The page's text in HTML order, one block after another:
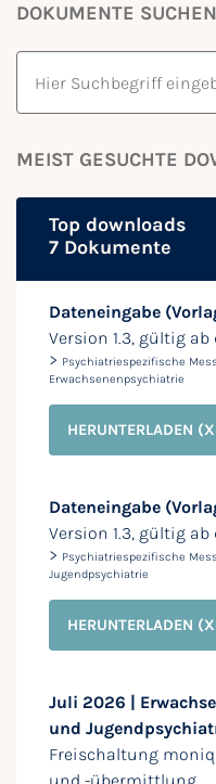
DOKUMENTE SUCHEN
MEIST GESUCHTE
Top downloads
7 Dokumente
Dateneingabe
Version 1.3, gültig
> Psychiatriespezifische
Erwachsenenpsychiatrie
HERUNTERLADEN
Dateneingabe
Version 1.3, gültig
> Psychiatriespezifische
Jugendpsychiatrie
HERUNTERLADEN
Juli 2026 |
und
Freischaltung